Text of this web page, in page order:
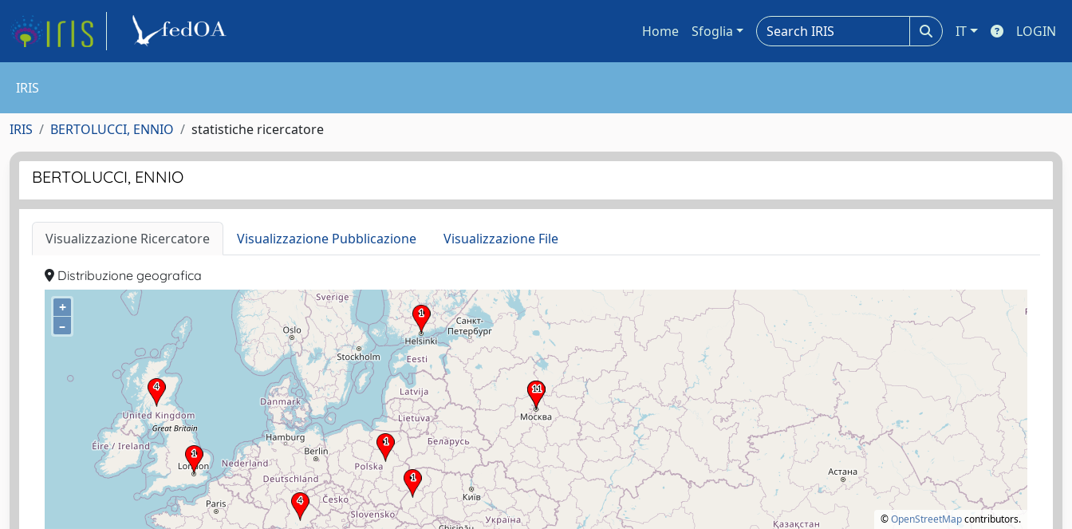
Home Sfoglia IT LOGIN
IRIS
IRIS BERTOLUCCI, ENNIO statistiche ricercatore
BERTOLUCCI, ENNIO
Visualizzazione Ricercatore Visualizzazione Pubblicazione Visualizzazione File
Distribuzione geografica
+
–
©OpenStreetMapcontributors.